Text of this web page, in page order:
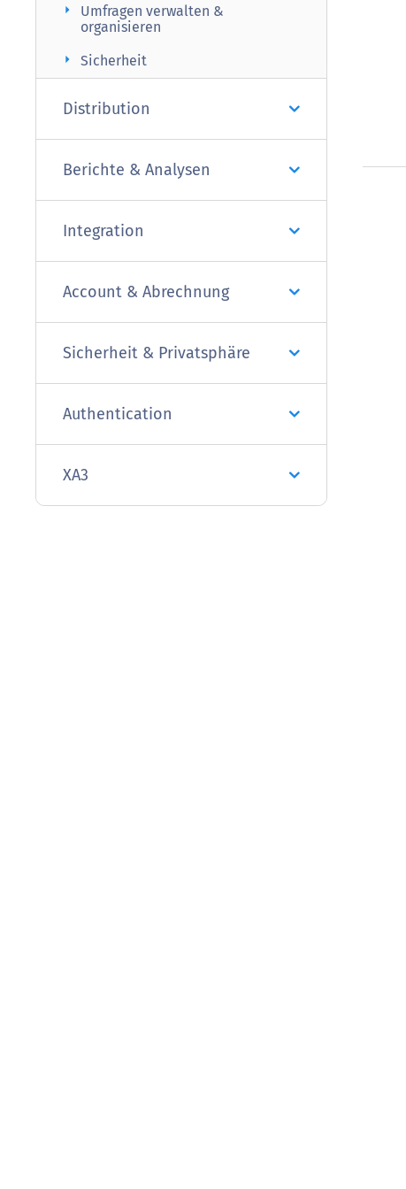
Umfragen verwalten &
organisieren
arrow_right
Sicherheit
arrow_right
Distribution
Berichte & Analysen
Integration
Account & Abrechnung
Sicherheit & Privatsphäre
Authentication
XA3